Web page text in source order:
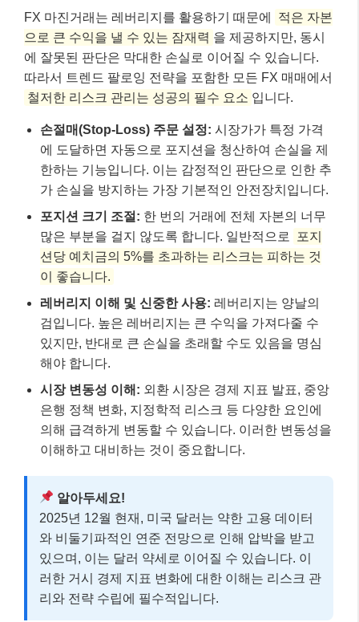
FX 마진거래는 레버리지를 활용하기 때문에
적은 자본
으로 큰 수익을 낼 수 있는 잠재력 을 제공하지만, 동시
에 잘못된 판단은 막대한 손실로 이어질 수 있습니다.
따라서 트렌드 팔로잉 전략을 포함한 모든 FX 매매에서
철저한 리스크 관리는 성공의 필수 요소 입니다.
손절매(Stop-Loss) 주문 설정: 시장가가 특정 가격
에 도달하면 자동으로 포지션을 청산하여 손실을 제
한하는 기능입니다. 이는 감정적인 판단으로 인한 추
가 손실을 방지하는 가장 기본적인 안전장치입니다.
포지션 크기 조절: 한 번의 거래에 전체 자본의 너무
많은 부분을 걸지 않도록 합니다. 일반적으로
포지
션당 예치금의 5%를 초과하는 리스크는 피하는 것
이 좋습니다.
레버리지 이해 및 신중한 사용: 레버리지는 양날의
검입니다. 높은 레버리지는 큰 수익을 가져다줄 수
있지만, 반대로 큰 손실을 초래할 수도 있음을 명심
해야 합니다.
시장 변동성 이해: 외환 시장은 경제 지표 발표, 중앙
은행 정책 변화, 지정학적 리스크 등 다양한 요인에
의해 급격하게 변동할 수 있습니다. 이러한 변동성을
이해하고 대비하는 것이 중요합니다.
알아두세요!
2025년 12월 현재, 미국 달러는 약한 고용 데이터
와 비둘기파적인 연준 전망으로 인해 압박을 받고
있으며, 이는 달러 약세로 이어질 수 있습니다. 이
러한 거시 경제 지표 변화에 대한 이해는 리스크 관
리와 전략 수립에 필수적입니다.